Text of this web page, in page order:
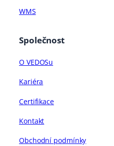
WMS
Společnost
O VEDOSu
Kariéra
Certifikace
Kontakt
Obchodní podmínky